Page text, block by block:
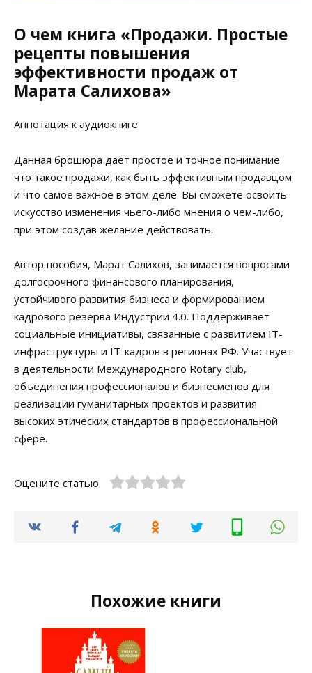
О чем книга «Продажи. Простые
рецепты повышения
эффективности продаж от
Марата Салихова»
Аннотация к аудиокниге
Данная брошюра даёт простое и точное понимание
что такое продажи, как быть эффективным продавцом
и что самое важное в этом деле. Вы сможете освоить
искусство изменения чьего-либо мнения о чем-либо,
при этом создав желание действовать.
Автор пособия, Марат Салихов, занимается вопросами
долгосрочного финансового планирования,
устойчивого развития бизнеса и формированием
кадрового резерва Индустрии 4.0. Поддерживает
социальные инициативы, связанные с развитием IT-
инфраструктуры и IT-кадров в регионах РФ. Участвует
в деятельности Международного Rotary club,
объединения профессионалов и бизнесменов для
реализации гуманитарных проектов и развития
высоких этических стандартов в профессиональной
сфере.
Оцените статью
Похожие книги